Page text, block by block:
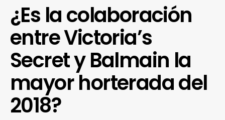
¿Es la colaboración
entre Victoria’s
Secret y Balmain la
mayor horterada del
2018?